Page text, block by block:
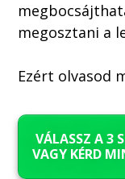
megosztani a
Ezért olvasod
VÁLASSZ A 3
VAGY KÉRD